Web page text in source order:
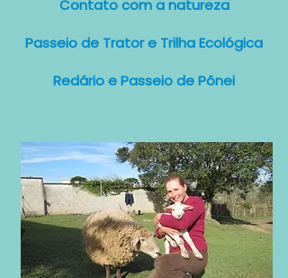
Contato com a natureza
Passeio de Trator e Trilha Ecológica
Redário e Passeio de Pônei